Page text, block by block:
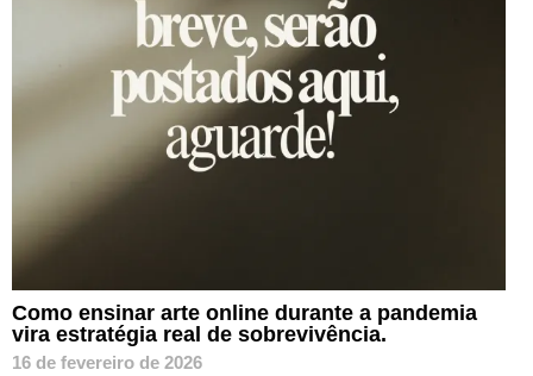
Como ensinar arte online durante a pandemia
vira estratégia real de sobrevivência.
16 de fevereiro de 2026